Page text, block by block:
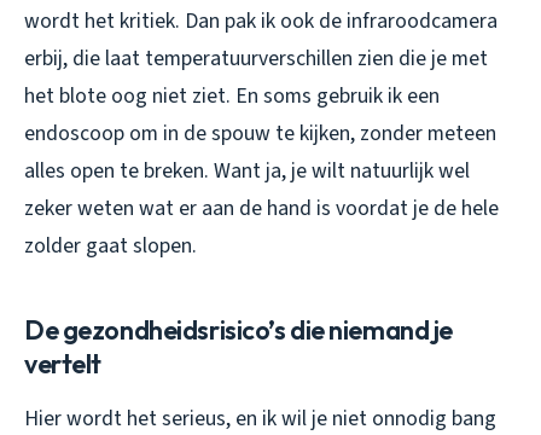
wordt het kritiek. Dan pak ik ook de infraroodcamera
erbij, die laat temperatuurverschillen zien die je met
het blote oog niet ziet. En soms gebruik ik een
endoscoop om in de spouw te kijken, zonder meteen
alles open te breken. Want ja, je wilt natuurlijk wel
zeker weten wat er aan de hand is voordat je de hele
zolder gaat slopen.
De gezondheidsrisico’s die niemand je
vertelt
Hier wordt het serieus, en ik wil je niet onnodig bang